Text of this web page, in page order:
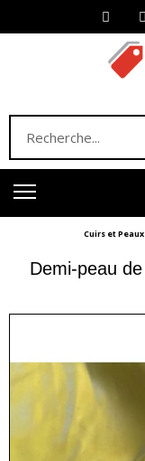
Cuirs et Peaux
Demi-peau